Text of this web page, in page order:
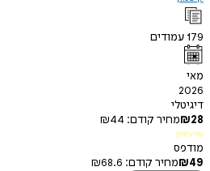
קודם:
₪44
מחיר קודם:
₪68.6